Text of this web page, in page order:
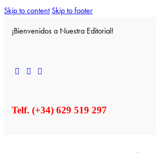
Skip to content Skip to footer
¡Bienvenidos a Nuestra Editorial!
Telf. (+34) 629 519 297